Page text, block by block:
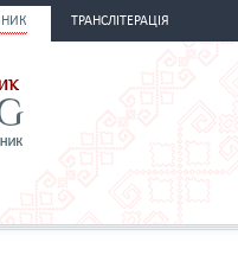
ТРАНСЛІТЕРАЦІЯ